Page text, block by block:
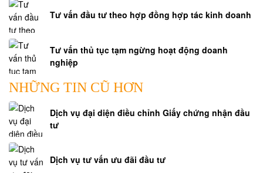
Tư vấn đầu tư theo hợp đồng hợp tác kinh doanh
Tư vấn thủ tục tạm ngừng hoạt động doanh
nghiệp
NHỮNG TIN CŨ HƠN
Dịch vụ đại diện điều chỉnh Giấy chứng nhận đầu
tư
Dịch vụ tư vấn ưu đãi đầu tư